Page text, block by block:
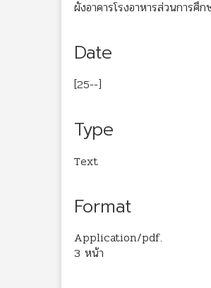
ผังอาคารโรงอาหารส่วนกา
Date
[25--]
Type
Text
Format
Application/pdf.
3 หน้า